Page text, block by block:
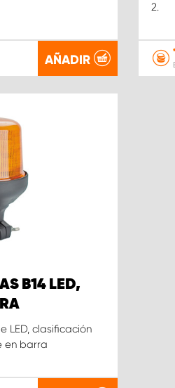
AÑADIR
2.
B14 LED,
LED, clasificación
en barra